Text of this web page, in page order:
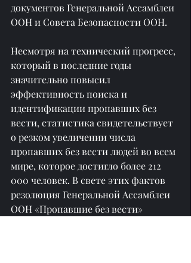
документов Генеральной Ассамблеи
ООН и Совета Безопасности ООН.
Несмотря на технический прогресс,
который в последние годы
значительно повысил
эффективность поиска и
идентификации пропавших без
вести, статистика свидетельствует
о резком увеличении числа
пропавших без вести людей во всем
мире, которое достигло более 212
000 человек. В свете этих фактов
резолюция Генеральной Ассамблеи
ООН «Пропавшие без вести»